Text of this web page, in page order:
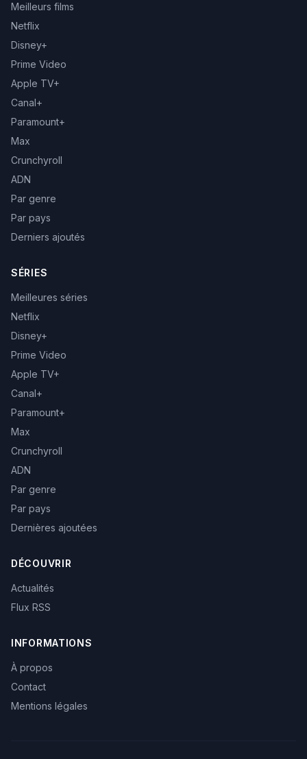
Meilleurs films
Netflix
Disney+
Prime Video
Apple TV+
Canal+
Paramount+
Max
Crunchyroll
ADN
Par genre
Par pays
Derniers ajoutés
SÉRIES
Meilleures séries
Netflix
Disney+
Prime Video
Apple TV+
Canal+
Paramount+
Max
Crunchyroll
ADN
Par genre
Par pays
Dernières ajoutées
DÉCOUVRIR
Actualités
Flux RSS
INFORMATIONS
À propos
Contact
Mentions légales